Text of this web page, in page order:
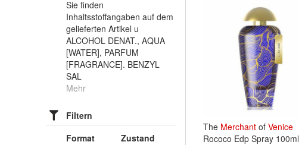
Sie finden
Inhaltsstoffangaben auf dem
gelieferten Artikel u
ALCOHOL DENAT., AQUA
[WATER], PARFUM
[FRAGRANCE]. BENZYL
SAL
Mehr
Filtern
Format
Zustand
The Merchant of Venice
Rococo Edp Spray 100ml